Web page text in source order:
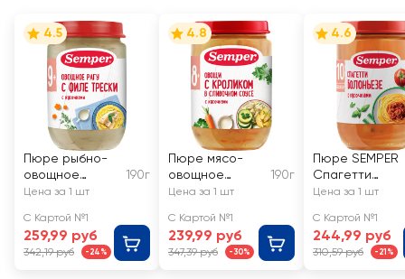
4.5
Пюре рыбно-
овощное
SEMPER
филе трески, с
9 месяцев
190г
Цена за 1 шт
С Картой №1
259,99 руб
342,19 руб -24%
4.8
Пюре мясо-
овощное
SEMPER Овощи
сливочном
соусе, с 8
месяцев
190г
Цена за 1 шт
С Картой №1
239,99 руб
347,39 руб -30%
4.6
Пюре SEMPER
Спагетти
Болоньезе, с 12
Цена за 1 шт
С Картой №1
244,99 руб
310,59 руб -21%